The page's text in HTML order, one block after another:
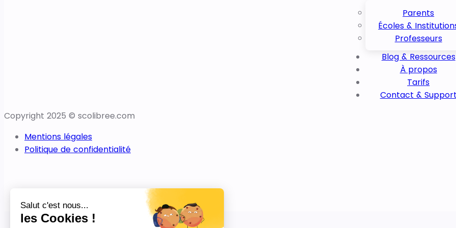
Parents
Écoles &
Professeurs
Blog & Ressources
À propos
Tarifs
Contact &
Copyright 2025 © scolibree.com
Mentions légales
Politique de confidentialité